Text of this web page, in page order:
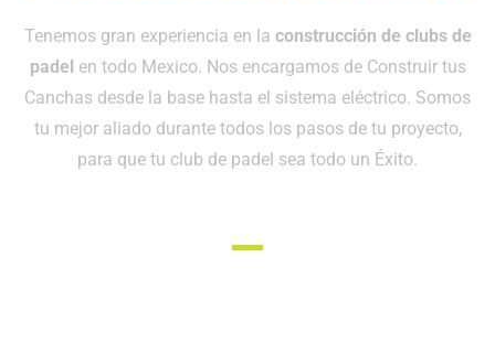
Tenemos gran experiencia en la construcción de clubs de
padel en todo Mexico. Nos encargamos de Construir tus
Canchas desde la base hasta el sistema eléctrico. Somos
tu mejor aliado durante todos los pasos de tu proyecto,
para que tu club de padel sea todo un Éxito.